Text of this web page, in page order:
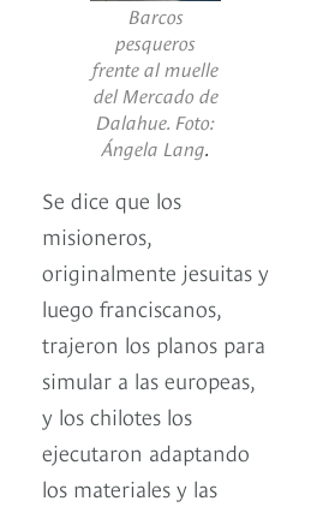
Barcos
pesqueros
frente al muelle
del Mercado de
Dalahue. Foto:
Ángela Lang
Se dice que los
misioneros,
originalmente jesuitas y
luego franciscanos,
trajeron los planos para
simular a las europeas,
y los chilotes los
ejecutaron adaptando
los materiales y las